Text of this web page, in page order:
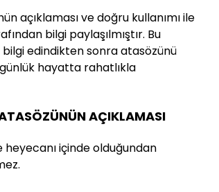
açıklaması ve doğru kullanımı ile
bilgi paylaşılmıştır. Bu
bilgi edindikten sonra atasözünü
hayatta rahatlıkla
AÇIKLAMASI
içinde olduğundan